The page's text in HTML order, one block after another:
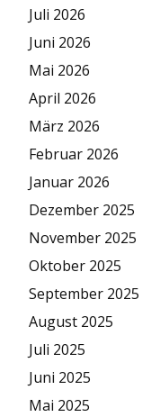
Juli 2026
Juni 2026
Mai 2026
April 2026
März 2026
Februar 2026
Januar 2026
Dezember 2025
November 2025
Oktober 2025
September 2025
August 2025
Juli 2025
Juni 2025
Mai 2025